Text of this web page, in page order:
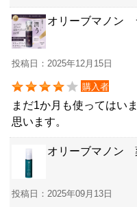
オリーブマノン
投稿日：2025年12月15日
購入者
まだ1か月も使ってはい
思います。
オリーブマノン
投稿日：2025年09月13日